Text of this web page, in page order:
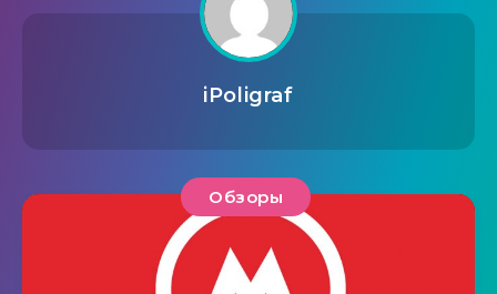
iPoligraf
Обзоры